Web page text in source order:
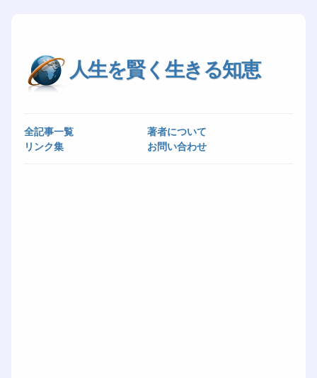
人生を賢く生きる知恵
全記事一覧
著者について
リンク集
お問い合わせ